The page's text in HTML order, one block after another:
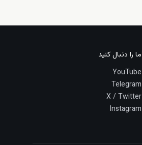
ما را دنبال کنید
YouTube
Telegram
X / Twitter
Instagram